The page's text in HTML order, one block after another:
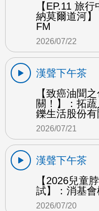
【EP.11 旅
納莫爾道河
FM
2026/07/22
漢聲下午茶
【致癌油聞
關！】：拓
鑠生活股份
2026/07/21
漢聲下午茶
【2026兒童
試】：消基
2026/07/20